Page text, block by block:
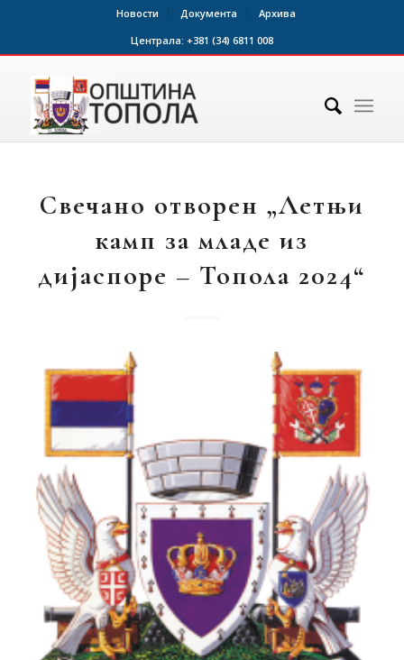
Новости Документа
Архива
Централа: +381 (34) 6811 008
Свечано отворен „Летњи
камп за младе из
дијаспоре – Топола 2024“